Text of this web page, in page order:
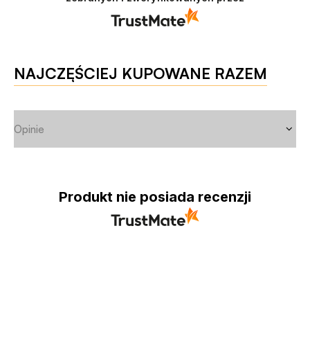
NAJCZĘŚCIEJ KUPOWANE RAZEM
Opinie
Produkt nie posiada recenzji